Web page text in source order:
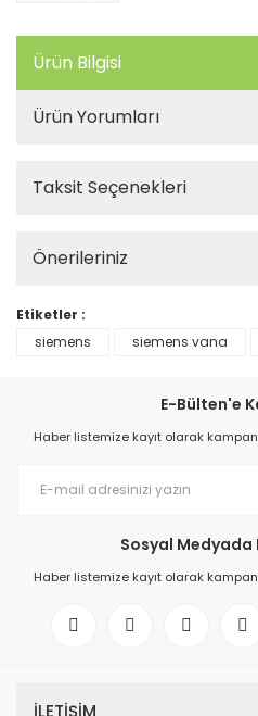
Ürün Bilgisi
Ürün Yorumları
Taksit Seçenekleri
Önerileriniz
Etiketler :
siemens
siemens vana
E-Bülten'e
Haber listemize kayıt olarak
Sosyal Medyada
Haber listemize kayıt olarak
İLETİŞİM